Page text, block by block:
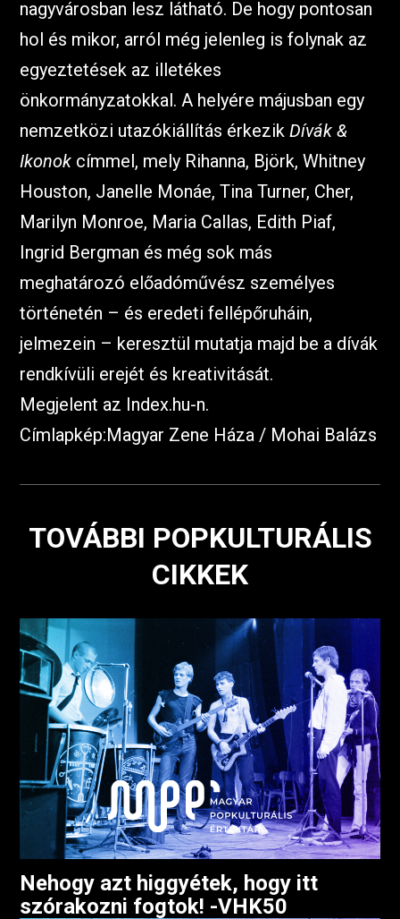
nagyvárosban lesz látható. De hogy pontosan
hol és mikor, arról még jelenleg is folynak az
egyeztetések az illetékes
önkormányzatokkal. A helyére májusban egy
nemzetközi utazókiállítás érkezikDívák &
Ikonok címmel, mely Rihanna, Björk, Whitney
Houston, Janelle Monáe, Tina Turner, Cher,
Marilyn Monroe, Maria Callas, Edith Piaf,
Ingrid Bergman és még sok más
meghatározó előadóművész személyes
történetén – és eredeti fellépőruháin,
jelmezein – keresztül mutatja majd be a dívák
rendkívüli erejét és kreativitását.
Megjelent az Index.hu-n.
Címlapkép:Magyar Zene Háza / Mohai Balázs
TOVÁBBI POPKULTURÁLIS
CIKKEK
Nehogy azt higgyétek, hogy itt
szórakozni fogtok! -VHK50